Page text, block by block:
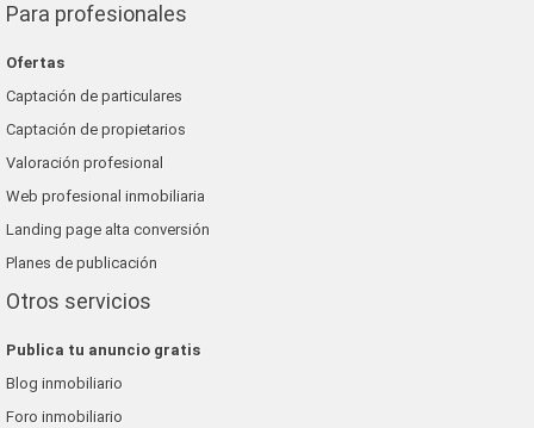
Para profesionales
Ofertas
Captación de particulares
Captación de propietarios
Valoración profesional
Web profesional inmobiliaria
Landing page alta conversión
Planes de publicación
Otros servicios
Publica tu anuncio gratis
Blog inmobiliario
Foro inmobiliario